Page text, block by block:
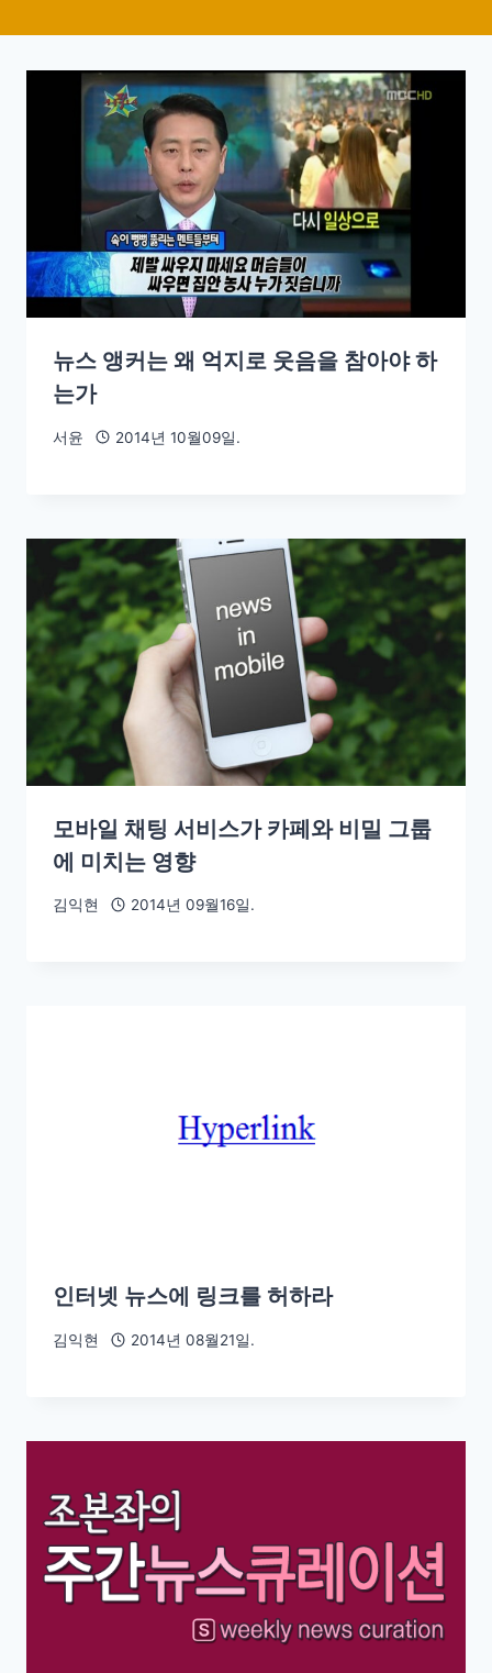
뉴스 앵커는 왜 억지로 웃음을 참아야 하
는가
서윤 2014년 10월09일.
모바일 채팅 서비스가 카페와 비밀 그룹
에 미치는 영향
김익현 2014년 09월16일.
인터넷 뉴스에 링크를 허하라
김익현 2014년 08월21일.